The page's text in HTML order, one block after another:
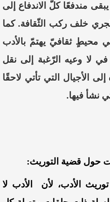
يبقى مندفعًا كلّ الاندفاع
إلى
خلف ركب الثّقافة.كما
محيطٍ ثقافيّ يهتمّ بالأدب
في لا وعيه الرّغبة إلى نقل
إلى الأجيال التي تأتي لاحقًا
نشأ فيها.
حول قضية التوريث:
الأدب، لأن الأدب لا